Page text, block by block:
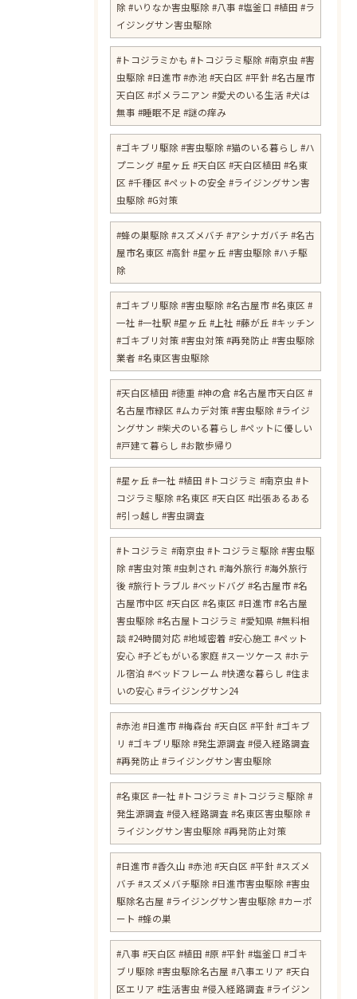
除 #いりなか害虫駆除 #八事 #塩釜口 #植田 #ラ
イジングサン害虫駆除
​#トコジラミかも #トコジラミ駆除 #南京虫 #害
虫駆除 #日進市 #赤池 #天白区 #平針 #名古屋市
天白区 #ポメラニアン #愛犬のいる生活 #犬は
無事 #睡眠不足 #謎の痒み
​#ゴキブリ駆除 #害虫駆除 #猫のいる暮らし #ハ
プニング #星ヶ丘 #天白区 #天白区植田 #名東
区 #千種区 #ペットの安全 #ライジングサン害
虫駆除 #G対策
#蜂の巣駆除 #スズメバチ #アシナガバチ #名古
屋市名東区 #高針 #星ヶ丘 #害虫駆除 #ハチ駆
除
#ゴキブリ駆除 #害虫駆除 #名古屋市 #名東区 #
一社 #一社駅 #星ヶ丘 #上社 #藤が丘 #キッチン
#ゴキブリ対策 #害虫対策 #再発防止 #害虫駆除
業者 #名東区害虫駆除
#天白区植田 #徳重 #神の倉 #名古屋市天白区 #
名古屋市緑区 #ムカデ対策 #害虫駆除 #ライジ
ングサン #柴犬のいる暮らし #ペットに優しい
#戸建て暮らし #お散歩帰り
#星ヶ丘 #一社 #植田 #トコジラミ #南京虫 #ト
コジラミ駆除 #名東区 #天白区 #出張あるある
#引っ越し #害虫調査
#トコジラミ #南京虫 #トコジラミ駆除 #害虫駆
除 #害虫対策 #虫刺され #海外旅行 #海外旅行
後 #旅行トラブル #ベッドバグ #名古屋市 #名
古屋市中区 #天白区 #名東区 #日進市 #名古屋
害虫駆除 #名古屋トコジラミ #愛知県 #無料相
談 #24時間対応 #地域密着 #安心施工 #ペット
安心 #子どもがいる家庭 #スーツケース #ホテ
ル宿泊 #ベッドフレーム #快適な暮らし #住ま
いの安心 #ライジングサン24
#赤池 #日進市 #梅森台 #天白区 #平針 #ゴキブ
リ #ゴキブリ駆除 #発生源調査 #侵入経路調査
#再発防止 #ライジングサン害虫駆除
#名東区 #一社 #トコジラミ #トコジラミ駆除 #
発生源調査 #侵入経路調査 #名東区害虫駆除 #
ライジングサン害虫駆除 #再発防止対策
#日進市 #香久山 #赤池 #天白区 #平針 #スズメ
バチ #スズメバチ駆除 #日進市害虫駆除 #害虫
駆除名古屋 #ライジングサン害虫駆除 #カーポ
ート #蜂の巣
#八事 #天白区 #植田 #原 #平針 #塩釜口 #ゴキ
ブリ駆除 #害虫駆除名古屋 #八事エリア #天白
区エリア #生活害虫 #侵入経路調査 #ライジン